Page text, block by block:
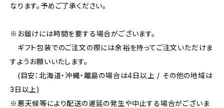
なります。予めご了承ください。
※お届けには時間を要する場合がございます。
ギフト包装でのご注文の際には余裕を持ってご注文いただけま
すようお願いいたします。
(目安：北海道・沖縄・離島の場合は4日以上 / その他の地域は
3日以上)
※悪天候等により配送の遅延の発生や中止する場合がございま